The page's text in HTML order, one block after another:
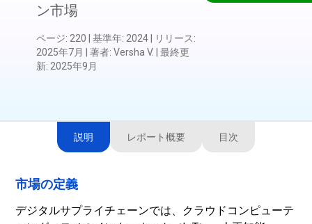
ン市場
ページ: 220 基準年: 2024 リリース:
2025年7月
著者: Versha V.
最終更
新: 2025年9月
説明 レポート概要 目次
市場の定義
デジタルサプライチェーンでは、クラウドコンピューテ